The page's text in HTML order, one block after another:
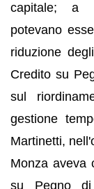
capitale; a
potevano
riduzione
Credito su
sul
gestione
Martinetti,
Monza aveva
su Pegno